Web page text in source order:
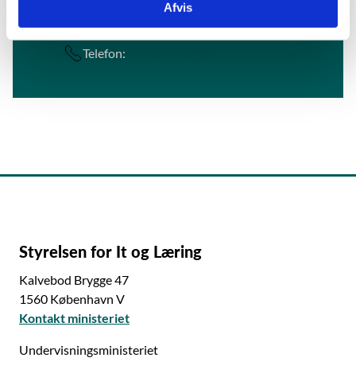
Afvis
stil@stil.dk
Telefon:
Styrelsen for It og Læring
Kalvebod Brygge 47
1560 København V
Kontakt ministeriet
Undervisningsministeriet